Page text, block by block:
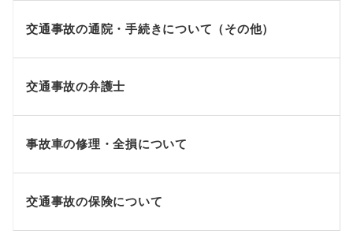
交通事故の通院・手続きについて（その他）
交通事故の弁護士
事故車の修理・全損について
交通事故の保険について